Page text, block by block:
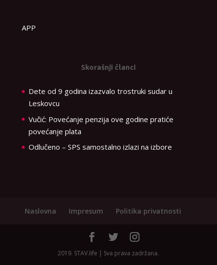
APP
Skorašnji članci
Dete od 9 godina izazvalo trostruki sudar u
Leskovcu
Vučić: Povećanje penzija ove godine pratiće
povećanje plata
Odlučeno – SPS samostalno izlazi na izbore
Naslovna Impresum Politika privatnosti
2019. STAV.life | Sva prava zadržana.